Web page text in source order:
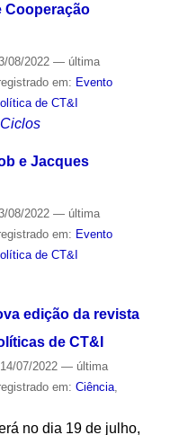
Cooperação
08/2022 — última
em: Evento
de CT&I
Ciclos
e Jacques
08/2022 — última
em: Evento
de CT&I
edição da revista
de CT&I
07/2022 — última
em: Ciência,
no dia 19 de julho,